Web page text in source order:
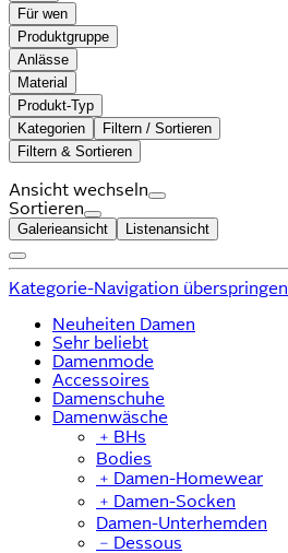
Für wen
Produktgruppe
Anlässe
Material
Produkt-Typ
Kategorien
Filtern / Sortieren
Filtern & Sortieren
Ansicht wechseln
Sortieren
Galerieansicht Listenansicht
Kategorie-Navigation überspringen
Neuheiten Damen
Sehr beliebt
Damenmode
Accessoires
Damenschuhe
Damenwäsche
﹢ BHs
Bodies
﹢ Damen-Homewear
﹢ Damen-Socken
Damen-Unterhemden
﹣ Dessous